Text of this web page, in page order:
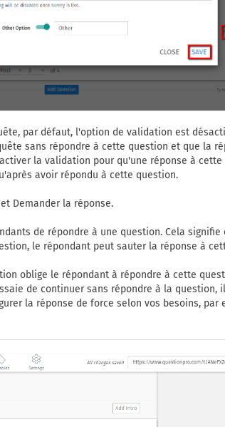
par défaut, l'option de validation est
sans répondre à cette question et que la
la validation pour qu'une réponse à
avoir répondu à cette question.
Demander la réponse.
de répondre à une question. Cela signifie
le répondant peut sauter la réponse à
oblige le répondant à répondre à cette
de continuer sans répondre à la question,
la réponse de force selon vos besoins, par